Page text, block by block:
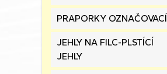
PRAPORKY OZNAČOVACÍ
JEHLY NA FILC-PLSTÍCÍ
JEHLY